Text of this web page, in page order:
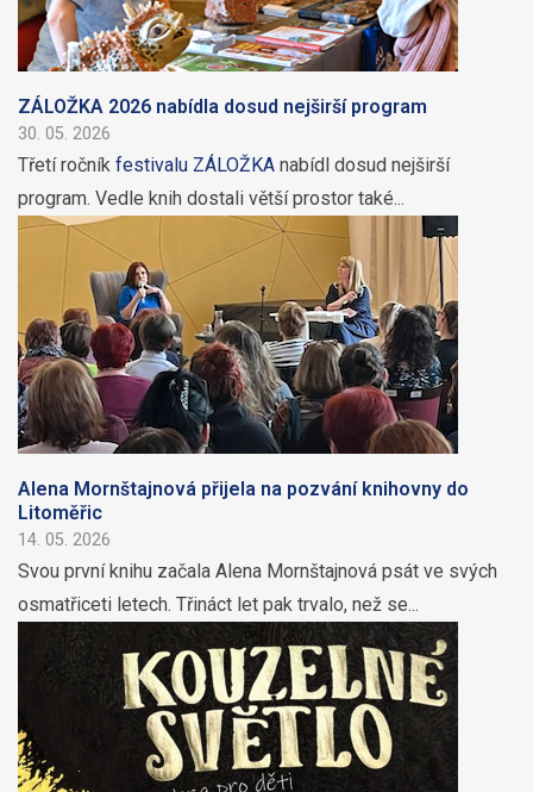
ZÁLOŽKA 2026 nabídla dosud nejširší program
30. 05. 2026
Třetí ročník festivalu ZÁLOŽKA nabídl dosud nejširší
program. Vedle knih dostali větší prostor také...
Alena Mornštajnová přijela na pozvání knihovny do
Litoměřic
14. 05. 2026
Svou první knihu začala Alena Mornštajnová psát ve svých
osmatřiceti letech. Třináct let pak trvalo, než se...